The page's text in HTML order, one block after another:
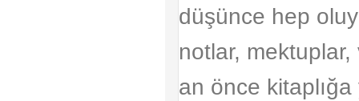
düşünce hep
notlar,
an önce